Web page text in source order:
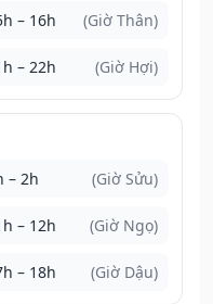
– 16h (Giờ Thân)
– 22h (Giờ Hợi)
– 2h (Giờ Sửu)
– 12h (Giờ Ngọ)
– 18h (Giờ Dậu)